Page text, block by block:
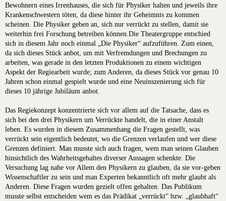
Bewohnern eines Irrenhauses, die sich für Physiker halten und jeweils ihre
Krankenschwestern töten, da diese hinter ihr Geheimnis zu kommen
scheinen. Die Physiker geben an, sich nur verrückt zu stellen, damit sie
weiterhin frei Forschung betreiben können.Die Theatergruppe entschied
sich in diesem Jahr noch einmal „Die Physiker“ aufzuführen. Zum einen,
da sich dieses Stück anbot, um mit Verfremdungen und Brechungen zu
arbeiten, was gerade in den letzten Produktionen zu einem wichtigen
Aspekt der Regiearbeit wurde; zum Anderen, da dieses Stück vor genau 10
Jahren schon einmal gespielt wurde und eine Neuinszenierung sich für
dieses 10 jährige Jubiläum anbot.
Das Regiekonzept konzentrierte sich vor allem auf die Tatsache, dass es
sich bei den drei Physikern um Verrückte handelt, die in einer Anstalt
leben. Es wurden in diesem Zusammenhang die Fragen gestellt, was
verrückt sein eigentlich bedeutet, wo die Grenzen verlaufen und wer diese
Grenzen definiert. Man musste sich auch fragen, wem man seinen Glauben
hinsichtlich des Wahrheitsgehaltes diverser Aussagen schenkte. Die
Versuchung lag nahe vor Allem den Physikern zu glauben, da sie vor-geben
Wissenschaftler zu sein und man Experten bekanntlich oft mehr glaubt als
Anderen. Diese Fragen wurden gezielt offen gehalten. Das Publikum
musste selbst entscheiden wem es das Prädikat „verrückt“ bzw. „glaubhaft“